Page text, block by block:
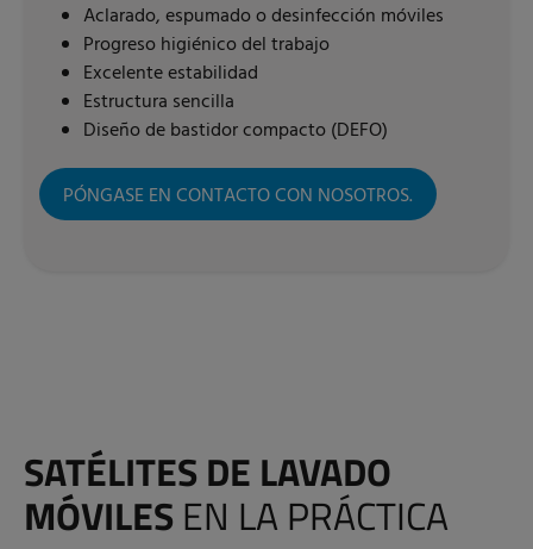
Aclarado, espumado o desinfección móviles
Progreso higiénico del trabajo
Excelente estabilidad
Estructura sencilla
Diseño de bastidor compacto (DEFO)
PÓNGASE EN CONTACTO CON NOSOTROS.
SATÉLITES DE LAVADO
MÓVILES EN LA PRÁCTICA